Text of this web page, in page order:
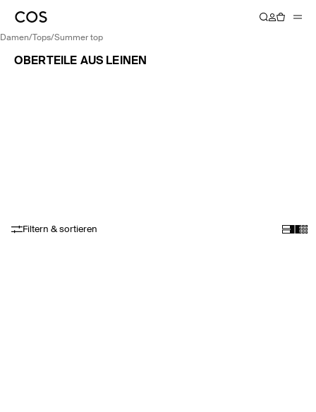
damen/ tops/ summer top
OBERTEILE AUS LEINEN
Filtern & sortieren